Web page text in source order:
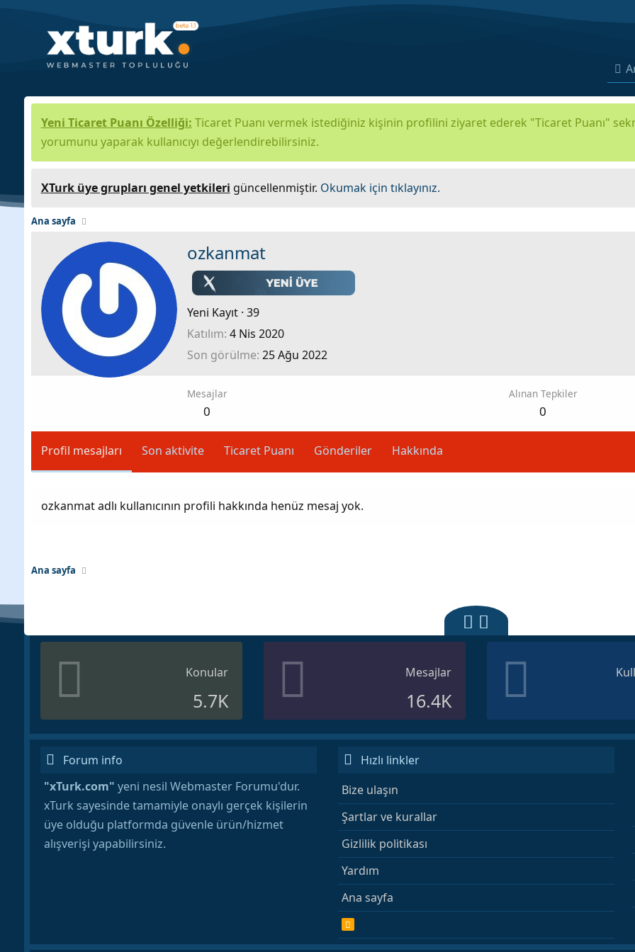
Yeni Ticaret Puanı Özelliği: Ticaret Puanı vermek istediğiniz kişinin profilini ziyaret ederek "Ticaret Puanı"
yorumunu yaparak kullanıcıyı değerlendirebilirsiniz.
XTurk üye grupları genel yetkileri güncellenmiştir. Okumak için tıklayınız.
Ana sayfa
ozkanmat
Yeni Kayıt · 39
Katılım 4 Nis 2020
Son görülme 25 Ağu 2022
Mesajlar
0
Alınan Tepkiler
0
Profil mesajları Son aktivite Ticaret Puanı Gönderiler Hakkında
ozkanmat adlı kullanıcının profili hakkında henüz mesaj yok.
Ana sayfa
Konular
5.7K
Mesajlar
16.4K
Forum info
"xTurk.com" yeni nesil Webmaster Forumu'dur.
xTurk sayesinde tamamiyle onaylı gerçek kişilerin
üye olduğu platformda güvenle ürün/hizmet
alışverişi yapabilirsiniz.
Hızlı linkler
Bize ulaşın
Şartlar ve kurallar
Gizlilik politikası
Yardım
Ana sayfa
R
S
S